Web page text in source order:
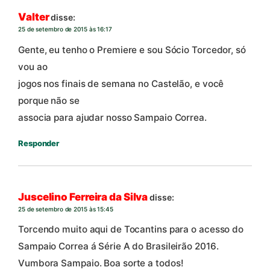
Valterdisse:
25 de setembro de 2015 às 16:17
Gente, eu tenho o Premiere e sou Sócio Torcedor, só
vou ao
jogos nos finais de semana no Castelão, e você
porque não se
associa para ajudar nosso Sampaio Correa.
Responder
Juscelino Ferreira da Silvadisse:
25 de setembro de 2015 às 15:45
Torcendo muito aqui de Tocantins para o acesso do
Sampaio Correa á Série A do Brasileirão 2016.
Vumbora Sampaio. Boa sorte a todos!